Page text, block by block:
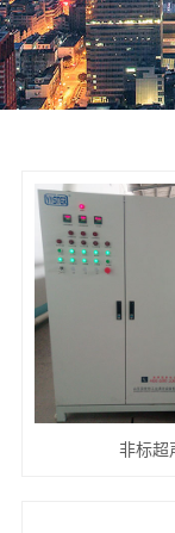
工业超声波清
全自动超声波清
单工位旋转喷淋
非标超